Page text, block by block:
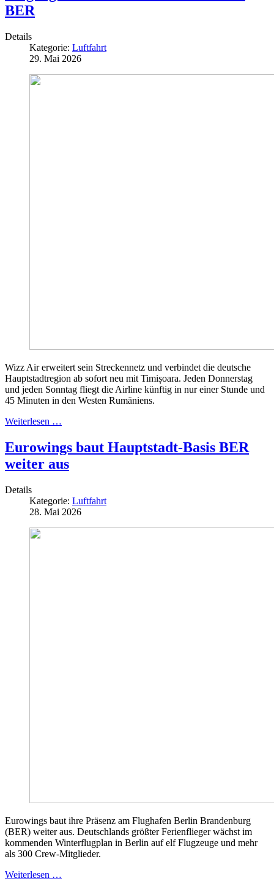
BER
Details
Kategorie: Luftfahrt
29. Mai 2026
Wizz Air erweitert sein Streckennetz und verbindet die deutsche
Hauptstadtregion ab sofort neu mit Timișoara. Jeden Donnerstag
und jeden Sonntag fliegt die Airline künftig in nur einer Stunde und
45 Minuten in den Westen Rumäniens.
Weiterlesen …
Eurowings baut Hauptstadt-Basis BER
weiter aus
Details
Kategorie: Luftfahrt
28. Mai 2026
Eurowings baut ihre Präsenz am Flughafen Berlin Brandenburg
(BER) weiter aus. Deutschlands größter Ferienflieger wächst im
kommenden Winterflugplan in Berlin auf elf Flugzeuge und mehr
als 300 Crew-Mitglieder.
Weiterlesen …